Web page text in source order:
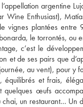
argentine
Wine Enthusiast),
vignes plantées entre
bonarda, le torrontés,
c’est le
et de ses pairs que
au vent), pour y
équilibrés et frais,
œufs
un restaurant… Un